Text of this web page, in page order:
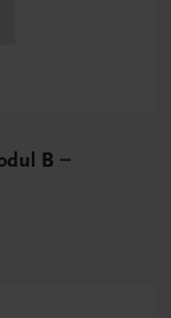
B –